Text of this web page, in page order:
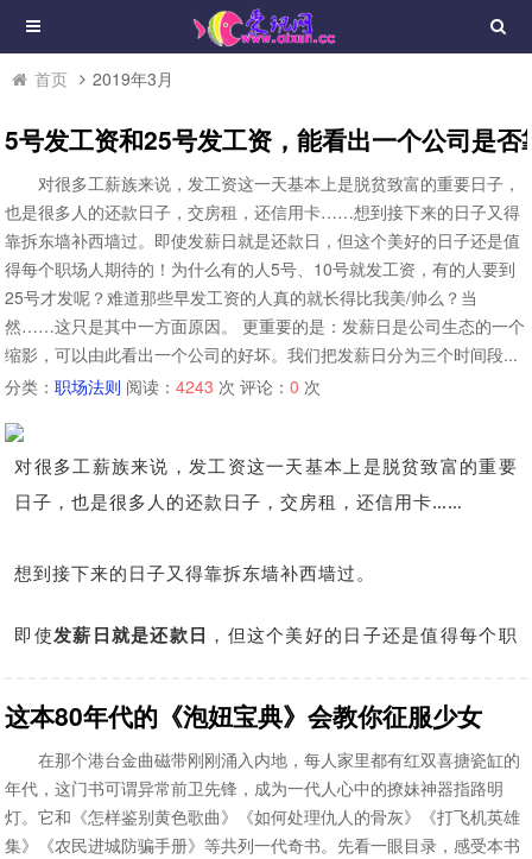
首页 2019年3月
5号发工资和25号发工资，能看出一个公司是否
对很多工薪族来说，发工资这一天基本上是脱贫致富的重要日子，
也是很多人的还款日子，交房租，还信用卡……想到接下来的日子又得
靠拆东墙补西墙过。即使发薪日就是还款日，但这个美好的日子还是值
得每个职场人期待的！为什么有的人5号、10号就发工资，有的人要到
25号才发呢？难道那些早发工资的人真的就长得比我美/帅么？当
然……这只是其中一方面原因。 更重要的是：发薪日是公司生态的一个
缩影，可以由此看出一个公司的好坏。我们把发薪日分为三个时间段...
分类：职场法则 阅读：4243 次 评论：0 次
对很多工薪族来说，发工资这一天基本上是脱贫致富的重要
日子，也是很多人的还款日子，交房租，还信用卡……
想到接下来的日子又得靠拆东墙补西墙过。
即使发薪日就是还款日 ，但这个美好的日子还是值得每个职
为什么有的人5号、10号就发工资，有的人要到25号才发
呢？难道那些早发工资的人真的就长得比我美/帅么？
当然……这只是其中一方面原因。
这本80年代的《泡妞宝典》会教你征服少女
在那个港台金曲磁带刚刚涌入内地，每人家里都有红双喜搪瓷缸的
年代，这门书可谓异常前卫先锋，成为一代人心中的撩妹神器指路明
灯。它和《怎样鉴别黄色歌曲》《如何处理仇人的骨灰》《打飞机英雄
集》《农民进城防骗手册》等共列一代奇书。先看一眼目录，感受本书